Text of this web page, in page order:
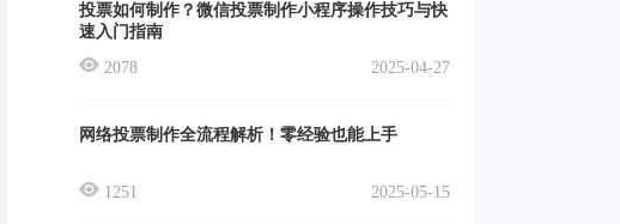
投票如何制作？微信投票制作小程序操作技巧与快
速入门指南
2078
2025-04-27
网络投票制作全流程解析！零经验也能上手
1251 2025-05-15